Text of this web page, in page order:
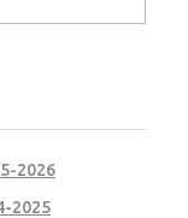
2026
2025